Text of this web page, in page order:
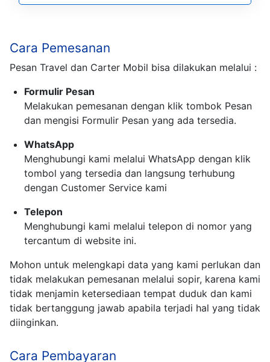
Cara Pemesanan
Pesan Travel dan Carter Mobil bisa dilakukan melalui :
Formulir Pesan
Melakukan pemesanan dengan klik tombok Pesan
dan mengisi Formulir Pesan yang ada tersedia.
WhatsApp
Menghubungi kami melalui WhatsApp dengan klik
tombol yang tersedia dan langsung terhubung
dengan Customer Service kami
Telepon
Menghubungi kami melalui telepon di nomor yang
tercantum di website ini.
Mohon untuk melengkapi data yang kami perlukan dan
tidak melakukan pemesanan melalui sopir, karena kami
tidak menjamin ketersediaan tempat duduk dan kami
tidak bertanggung jawab apabila terjadi hal yang tidak
diinginkan.
Cara Pembayaran